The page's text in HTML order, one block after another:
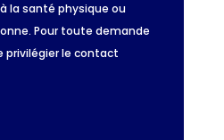
la santé physique ou
Pour toute demande
privilégier le contact